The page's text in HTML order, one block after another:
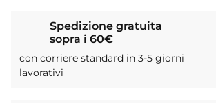
Spedizione gratuita
sopra i 60€
con corriere standard in 3-5 giorni
lavorativi